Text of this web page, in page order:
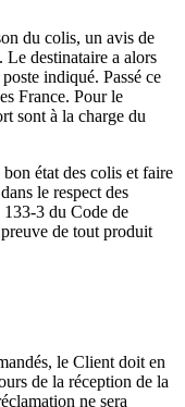
du colis, un avis de
Le destinataire a alors
indiqué. Passé ce
France. Pour le
sont à la charge du
état des colis et faire
le respect des
3 du Code de
de tout produit
le Client doit en
de la réception de la
ne sera